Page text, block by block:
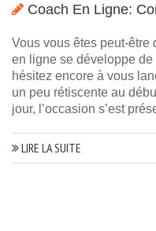
Coach En Ligne:
Vous vous êtes peut-
en ligne se développe
hésitez encore à vous
un peu rétiscente au
jour, l’occasion s’est
LIRE LA SUITE